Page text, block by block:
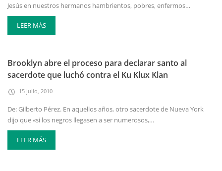
Jesús en nuestros hermanos hambrientos, pobres, enfermos…
LEER MÁS
Brooklyn abre el proceso para declarar santo al
sacerdote que luchó contra el Ku Klux Klan
15 julio, 2010
De: Gilberto Pérez. En aquellos años, otro sacerdote de Nueva York
dijo que «si los negros llegasen a ser numerosos,…
LEER MÁS